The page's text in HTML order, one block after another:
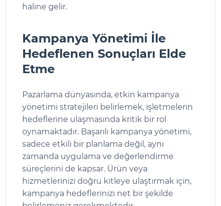
haline gelir.
Kampanya Yönetimi İle
Hedeflenen Sonuçları Elde
Etme
Pazarlama dünyasında, etkin kampanya
yönetimi stratejileri belirlemek, işletmelerin
hedeflerine ulaşmasında kritik bir rol
oynamaktadır. Başarılı kampanya yönetimi,
sadece etkili bir planlama değil, aynı
zamanda uygulama ve değerlendirme
süreçlerini de kapsar. Ürün veya
hizmetlerinizi doğru kitleye ulaştırmak için,
kampanya hedeflerinizi net bir şekilde